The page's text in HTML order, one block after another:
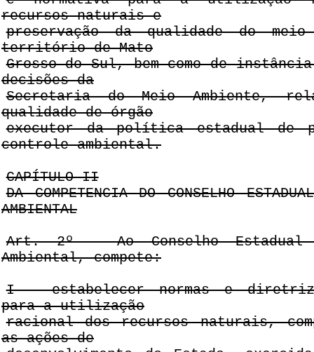
recursos naturais e
preservação da qualidade do meio
território de Mato
Grosso do Sul, bem como de
decisões da
Secretaria do Meio Ambiente,
qualidade de órgão
executor da política estadual de
controle ambiental.
CAPÍTULO II
DA COMPETENCIA DO CONSELHO
AMBIENTAL
Art. 2º - Ao Conselho Estadual
Ambiental, compete:
I - estabelecer normas e
para a utilização
racional dos recursos naturais,
as ações de